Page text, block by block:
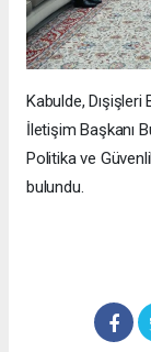
Kabulde, Dışişleri
İletişim Başkanı
Politika ve
bulundu.